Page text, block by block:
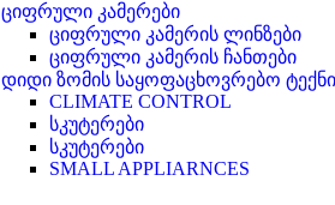
ციფრული კამერები
ციფრული კამერის ლინზები
ციფრული კამერის ჩანთები
დიდი ზომის საყოფაცხოვრებო
CLIMATE CONTROL
სკუტერები
სკუტერები
SMALL APPLIARNCES